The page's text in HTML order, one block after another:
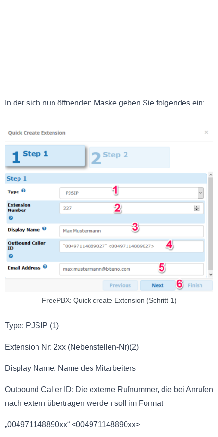
In der sich nun öffnenden Maske geben Sie folgendes ein:
FreePBX: Quick create Extension (Schritt 1)
Type: PJSIP (1)
Extension Nr: 2xx (Nebenstellen-Nr)(2)
Display Name: Name des Mitarbeiters
Outbound Caller ID: Die externe Rufnummer, die bei Anrufen
nach extern übertragen werden soll im Format
„004971148890xx“ <004971148890xx>